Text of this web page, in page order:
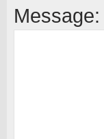
Message: